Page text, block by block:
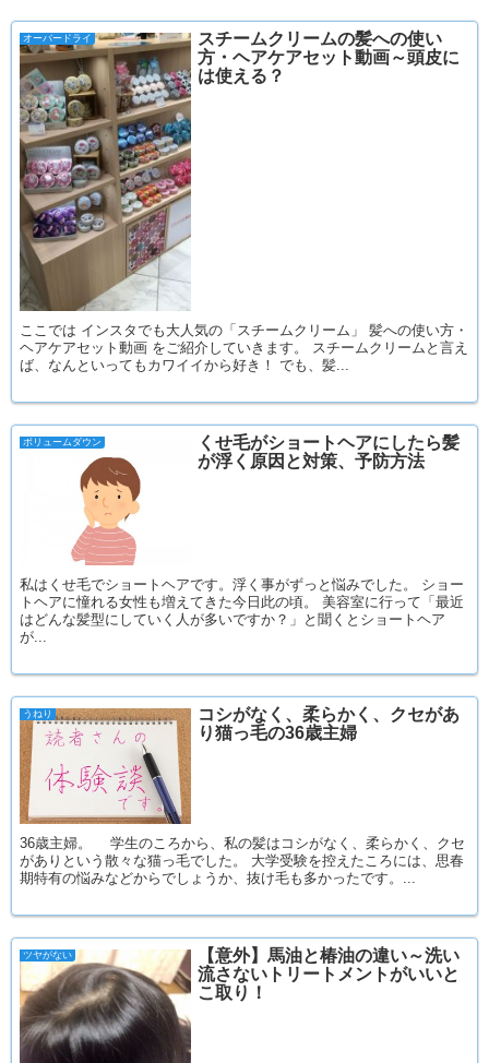
オーバードライ
スチームクリームの髪への使い
方・ヘアケアセット動画～頭皮に
は使える？
ここでは インスタでも大人気の「スチームクリーム」 髪への使い方・
ヘアケアセット動画 をご紹介していきます。 スチームクリームと言え
ば、なんといってもカワイイから好き！ でも、髪...
ボリュームダウン
くせ毛がショートヘアにしたら髪
が浮く原因と対策、予防方法
私はくせ毛でショートヘアです。浮く事がずっと悩みでした。 ショー
トヘアに憧れる女性も増えてきた今日此の頃。 美容室に行って「最近
はどんな髪型にしていく人が多いですか？」と聞くとショートヘア
が...
うねり
コシがなく、柔らかく、クセがあ
り猫っ毛の36歳主婦
36歳主婦。 学生のころから、私の髪はコシがなく、柔らかく、クセ
がありという散々な猫っ毛でした。 大学受験を控えたころには、思春
期特有の悩みなどからでしょうか、抜け毛も多かったです。...
ツヤがない
【意外】馬油と椿油の違い～洗い
流さないトリートメントがいいと
こ取り！